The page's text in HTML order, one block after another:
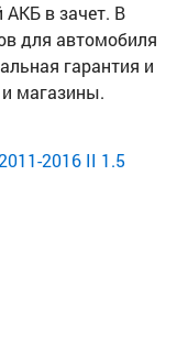
АКБ в зачет. В
для автомобиля
гарантия и
магазины.
2016 II 1.5